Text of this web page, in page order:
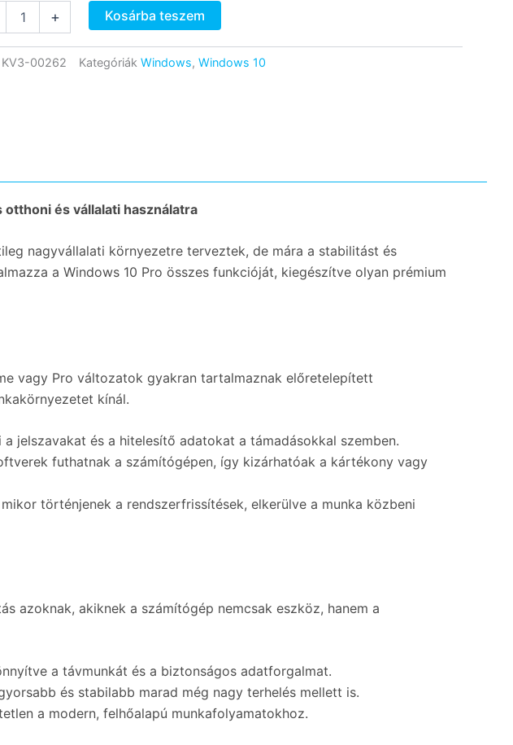
+ Kosárba teszem
KV3-00262 Kategóriák Windows, Windows 10
és vállalati használatra
nagyvállalati környezetre terveztek, de mára a stabilitást és
a Windows 10 Pro összes funkcióját, kiegészítve olyan prémium
vagy Pro változatok gyakran tartalmaznak előretelepített
kínál.
jelszavakat és a hitelesítő adatokat a támadásokkal szemben.
futhatnak a számítógépen, így kizárhatóak a kártékony vagy
történjenek a rendszerfrissítések, elkerülve a munka közbeni
azoknak, akiknek a számítógép nemcsak eszköz, hanem a
a távmunkát és a biztonságos adatforgalmat.
és stabilabb marad még nagy terhelés mellett is.
a modern, felhőalapú munkafolyamatokhoz.